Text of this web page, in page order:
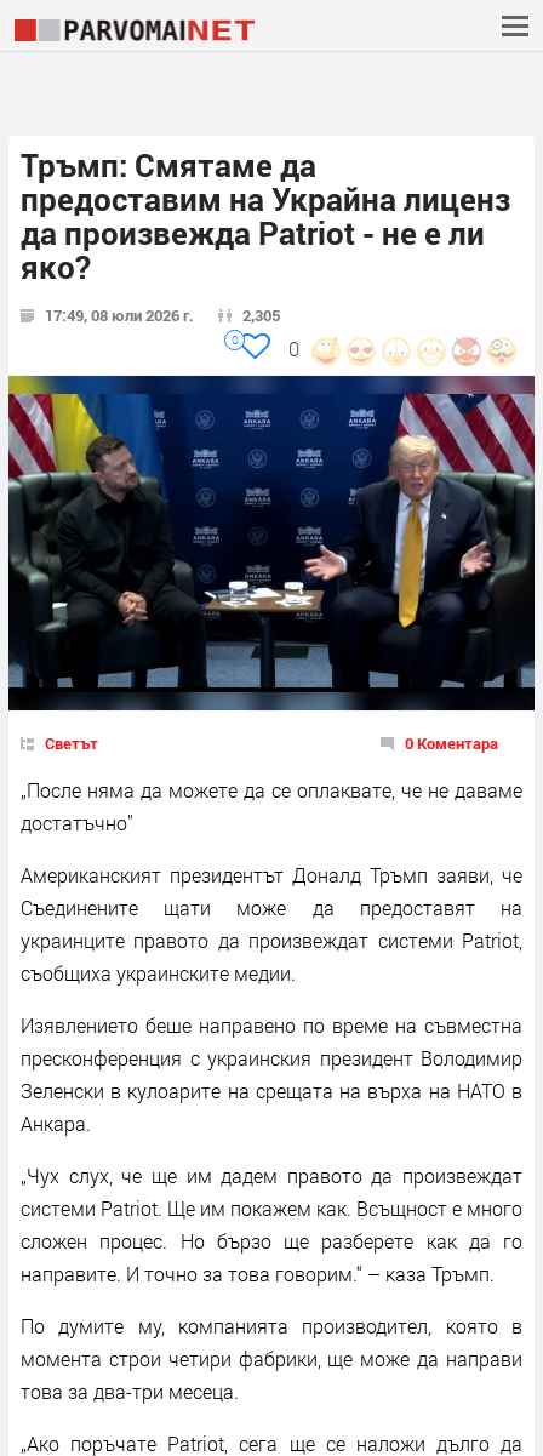
Тръмп: Смятаме да
предоставим на Украйна лиценз
да произвежда Patriot - не е ли
яко?
17:49, 08 юли 2026 г. 2,305
0
0
Светът 0 Коментара
„После няма да можете да се оплаквате, че не даваме
достатъчно"
Американският президентът Доналд Тръмп заяви, че
Съединените щати може да предоставят на
украинците правото да произвеждат системи Patriot,
съобщиха украинските медии.
Изявлението беше направено по време на съвместна
пресконференция с украинския президент Володимир
Зеленски в кулоарите на срещата на върха на НАТО в
Анкара.
„Чух слух, че ще им дадем правото да произвеждат
системи Patriot. Ще им покажем как. Всъщност е много
сложен процес. Но бързо ще разберете как да го
направите. И точно за това говорим.“ – каза Тръмп.
По думите му, компанията производител, която в
момента строи четири фабрики, ще може да направи
това за два-три месеца.
„Ако поръчате Patriot, сега ще се наложи дълго да